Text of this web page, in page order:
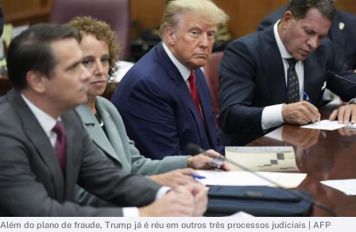
Além do plano de fraude, Trump já é réu em outros três processos judiciais | AFP